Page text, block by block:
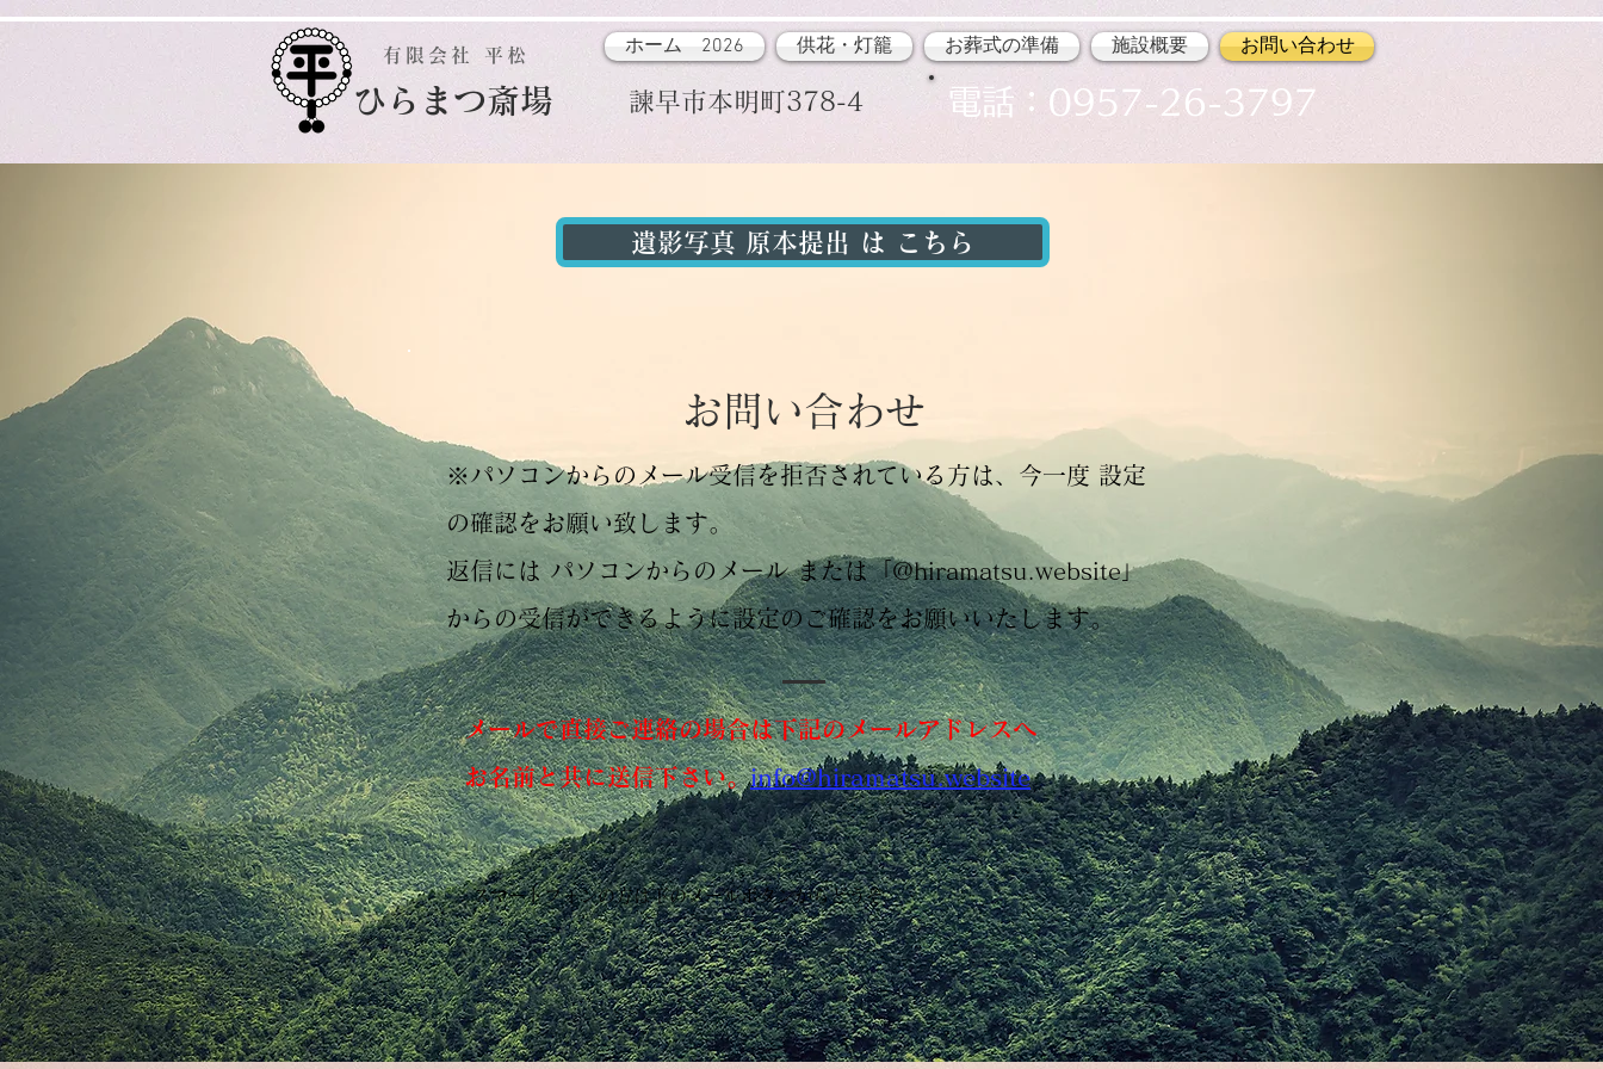
有限会社 平松
​ひらまつ斎場
ホーム 2026 供花・灯籠 お葬式の準備 施設概要 お問い合わせ
諫早市本明町378-4 ​電話：0957-26-3797
遺影写真 原本提出 は こちら
​お問い合わせ
※パソコンからのメール受信を拒否されている方は、今一度 設定
の確認をお願い致します。
返信には パソコンからのメール または「@hiramatsu.website」
からの受信ができるように設定のご確認をお願いいたします。
メールで直接ご連絡の場合は下記のメールアドレスへ
お名前と共に送信下さい。info@hiramatsu.website
スマートフォンの方は下のメールボタンからどうぞ